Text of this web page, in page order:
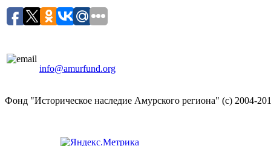
info@amurfund.org
Фонд "Историческое наследие Амурского региона" (с) 2004-